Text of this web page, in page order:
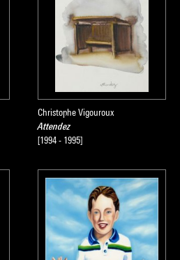
Christophe Vigouroux
Attendez
[1994 - 1995]